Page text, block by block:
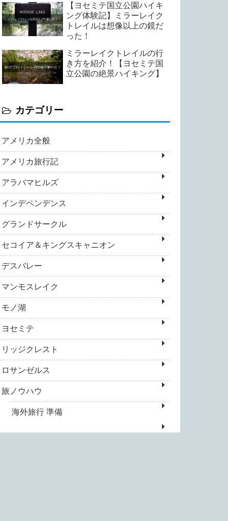
【ヨセミテ国立公園ハイキ
ング体験記】ミラーレイク
トレイルは想像以上の鏡だ
った！
ミラーレイクトレイルの行
き方を紹介！【ヨセミテ国
立公園の絶景ハイキング】
カテゴリー
アメリカ全般
アメリカ旅行記
アラバマヒルズ
インデペンデンス
グランドサークル
セコイア＆キングスキャニオン
デスバレー
マンモスレイク
モノ湖
ヨセミテ
リッジクレスト
ロサンゼルス
旅ノウハウ
海外旅行 準備